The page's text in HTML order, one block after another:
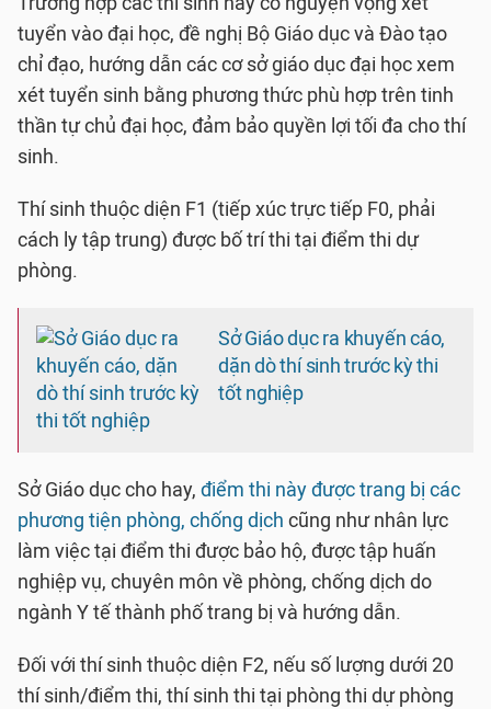
tuyển vào đại học, đề nghị Bộ Giáo dục và Đào tạo
chỉ đạo, hướng dẫn các cơ sở giáo dục đại học xem
xét tuyển sinh bằng phương thức phù hợp trên tinh
thần tự chủ đại học, đảm bảo quyền lợi tối đa cho thí
sinh.
Thí sinh thuộc diện F1 (tiếp xúc trực tiếp F0, phải
cách ly tập trung) được bố trí thi tại điểm thi dự
phòng.
Sở Giáo dục ra khuyến cáo,
dặn dò thí sinh trước kỳ thi
tốt nghiệp
Sở Giáo dục cho hay, điểm thi này được trang bị các
phương tiện phòng, chống dịch cũng như nhân lực
làm việc tại điểm thi được bảo hộ, được tập huấn
nghiệp vụ, chuyên môn về phòng, chống dịch do
ngành Y tế thành phố trang bị và hướng dẫn.
Đối với thí sinh thuộc diện F2, nếu số lượng dưới 20
thí sinh/điểm thi, thí sinh thi tại phòng thi dự phòng